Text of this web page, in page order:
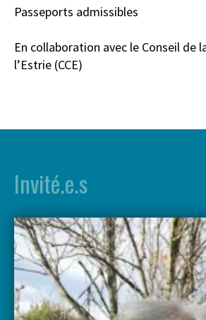
Passeports admissibles
En collaboration avec le Conseil de
l’Estrie (CCE)
Invité.e.s